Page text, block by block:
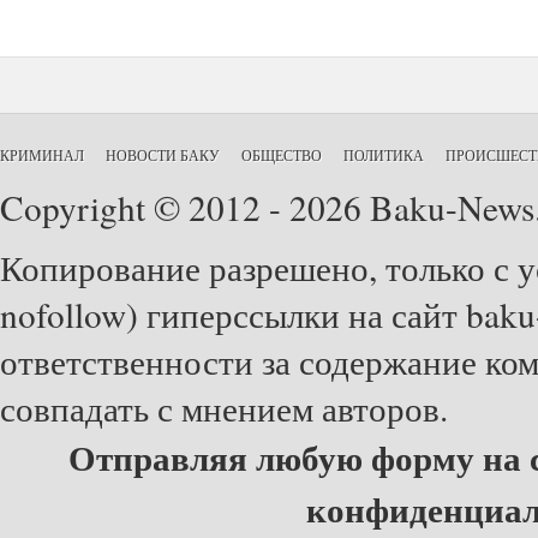
КРИМИНАЛ НОВОСТИ БАКУ ОБЩЕСТВО ПОЛИТИКА
Copyright © 2012 - 2026 Baku-
Копирование разрешено, только с
nofollow) гиперссылки на сайт
ответственности за содержание
совпадать с мнением авторов.
Отправляя любую форму на